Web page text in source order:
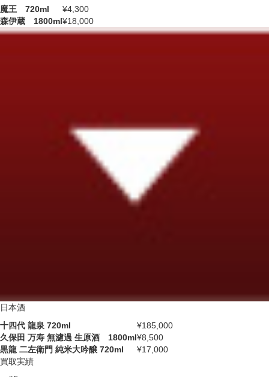
魔王 720ml
¥4,300
森伊蔵 1800ml¥18,000
日本酒
十四代 龍泉 720ml
¥185,000
久保田 万寿 無濾過 生原酒 1800ml¥8,500
黒龍 二左衛門 純米大吟醸 720ml
¥17,000
買取実績